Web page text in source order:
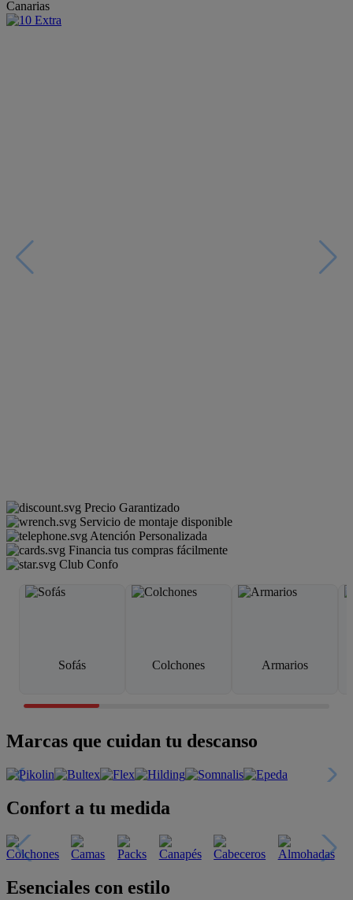
Canarias
Precio Garantizado
Servicio de montaje disponible
Atención Personalizada
Financia tus compras fácilmente
Club Confo
Sofás Colchones Armarios
Marcas que cuidan tu descanso
Confort a tu medida
Esenciales con estilo